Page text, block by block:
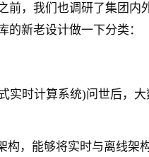
前，我们也调研了集团
的新老设计做一下分类：
实时计算系统)问世后，
构，能够将实时与离线架